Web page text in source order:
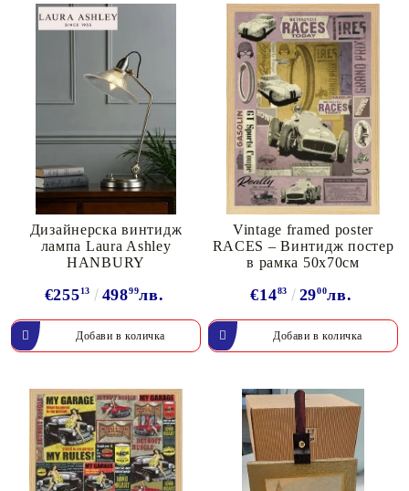
Дизайнерска винтидж
лампа Laura Ashley
HANBURY
€25513 49899лв.
Vintage framed poster
RACES – Винтидж постер
в рамка 50х70см
€1483 2900лв.